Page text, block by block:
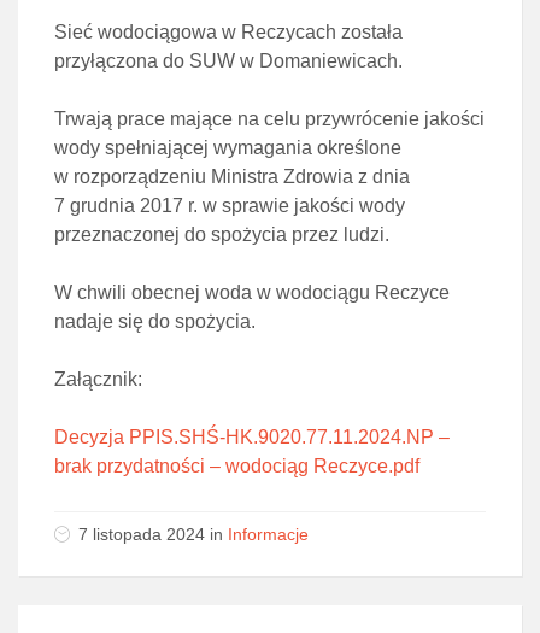
Sieć wodociągowa w Reczycach została
przyłączona do SUW w Domaniewicach.
Trwają prace mające na celu przywrócenie jakości
wody spełniającej wymagania określone
w rozporządzeniu Ministra Zdrowia z dnia
7 grudnia 2017 r. w sprawie jakości wody
przeznaczonej do spożycia przez ludzi.
W chwili obecnej woda w wodociągu Reczyce
nadaje się do spożycia.
Załącznik:
Decyzja PPIS.SHŚ-HK.9020.77.11.2024.NP –
brak przydatności – wodociąg Reczyce.pdf
7 listopada 2024 in Informacje